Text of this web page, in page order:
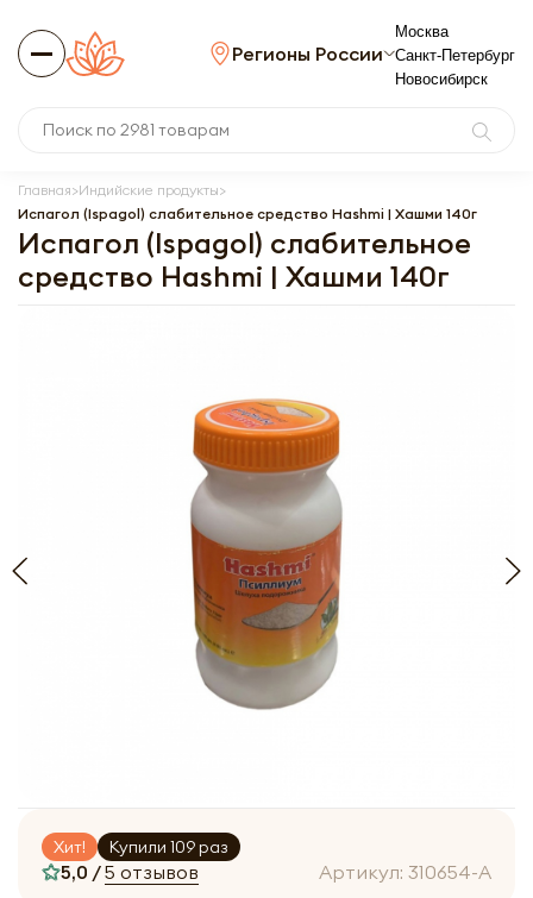
Регионы России
Москва
Санкт-Петербург
Новосибирск
Главная Индийские продукты
Испагол (Ispagol) слабительное средство Hashmi | Хашми 140г
Испагол (Ispagol) слабительное
средство Hashmi | Хашми 140г
Хит! Купили 109 раз
5,0 /5 отзывов Артикул: 310654-A